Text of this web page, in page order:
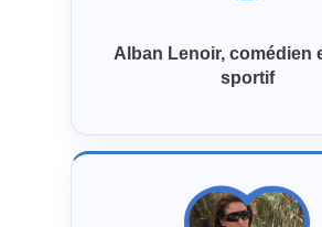
Alban Lenoir, comédien
sportif